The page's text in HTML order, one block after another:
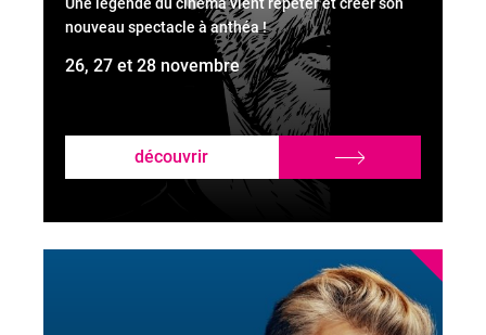
nouveau spectacle à anthéa !
26, 27 et 28 novembre
découvrir